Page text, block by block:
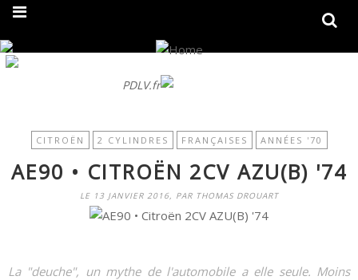
PDLV.fr
CITROËN 2 CYLINDRES FRANÇAISES ANNÉES '70
AE90 • CITROËN 2CV AZU(B) '74
LE 13 JANVIER 2016, PAR THOMAS DROUART
La "deuche", un mythe de l'automobile a elle seule. Moins